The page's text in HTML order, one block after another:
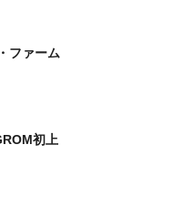
ファーム
初上